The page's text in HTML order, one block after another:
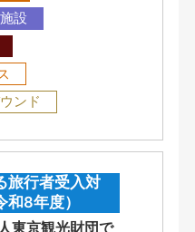
設
ンド
旅行者受入対
8年度）
東京観光財団で